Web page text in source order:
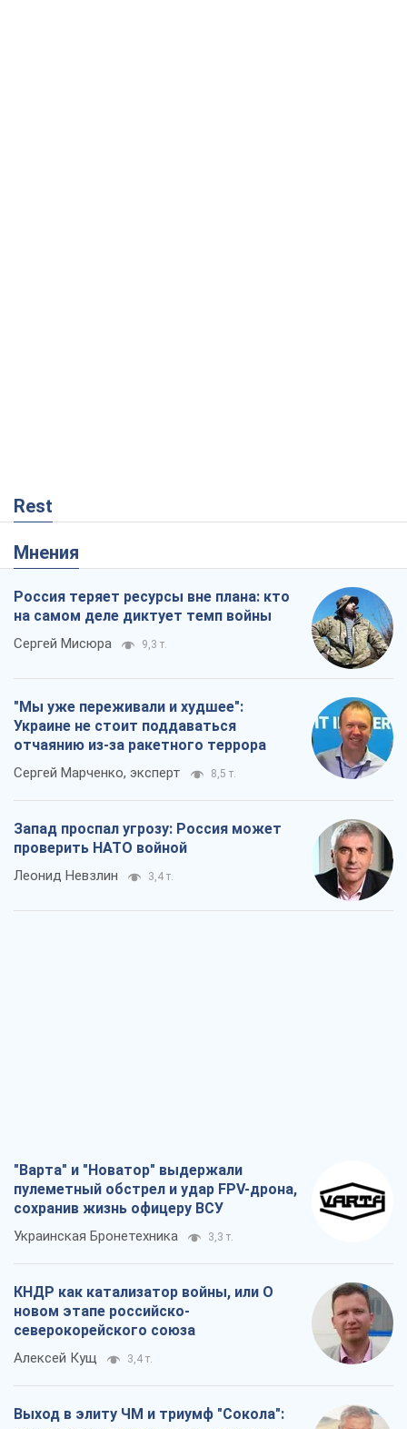
Rest
Мнения
Россия теряет ресурсы вне плана: кто
на самом деле диктует темп войны
Сергей Мисюра 9,3 т.
"Мы уже переживали и худшее":
Украине не стоит поддаваться
отчаянию из-за ракетного террора
Сергей Марченко, эксперт 8,5 т.
Запад проспал угрозу: Россия может
проверить НАТО войной
Леонид Невзлин 3,4 т.
"Варта" и "Новатор" выдержали
пулеметный обстрел и удар FPV-дрона,
сохранив жизнь офицеру ВСУ
Украинская Бронетехника 3,3 т.
КНДР как катализатор войны, или О
новом этапе российско-
северокорейского союза
Алексей Кущ 3,4 т.
Выход в элиту ЧМ и триумф "Сокола":